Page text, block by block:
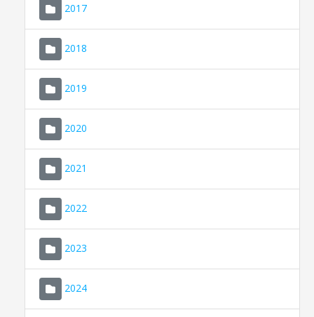
2017
2018
2019
2020
2021
2022
2023
2024